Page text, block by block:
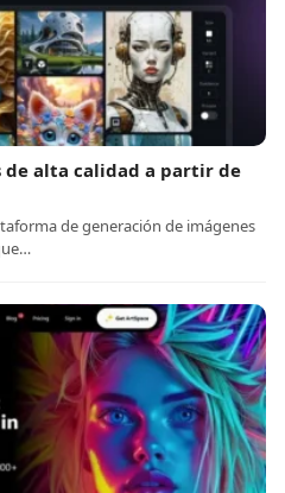
de alta calidad a partir de
de generación de imágenes